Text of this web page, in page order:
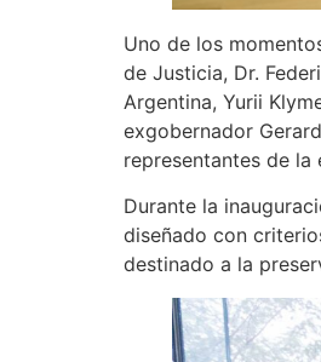
Uno de los
de Justicia, Dr.
Argentina, Yurii
exgobernador
representantes de la
Durante la
diseñado con
destinado a la